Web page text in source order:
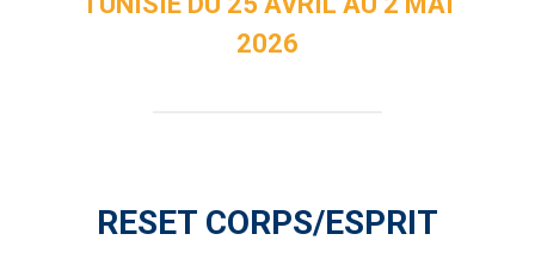
2026
RESET CORPS/ESPRIT